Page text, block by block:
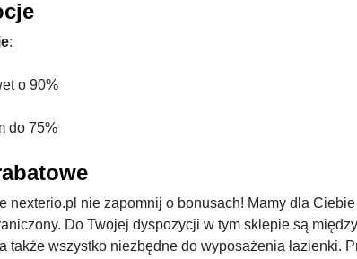
:
o 90%
do 75%
nexterio.pl nie zapomnij o bonusach! Mamy dla
Do Twojej dyspozycji w tym sklepie są
także wszystko niezbędne do wyposażenia łazienki.